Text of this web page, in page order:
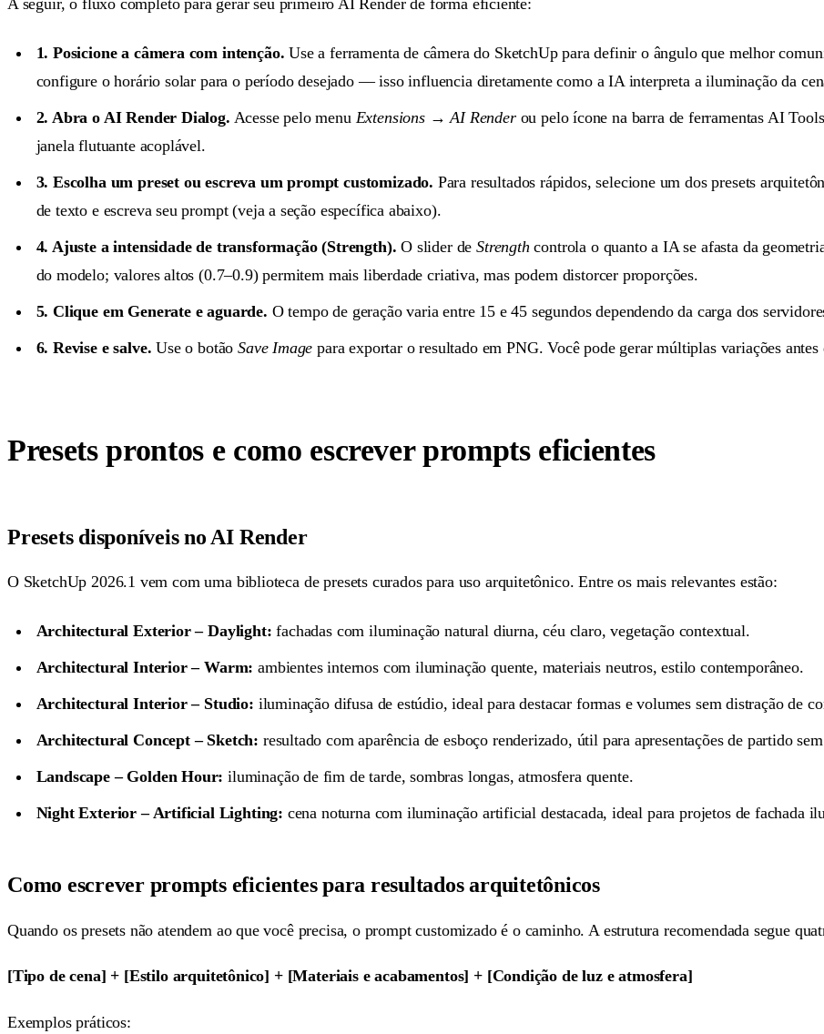
A seguir, o fluxo completo para gerar seu primeiro AI Render de forma eficiente:
1. Posicione a câmera com intenção. Use a ferramenta de câmera do SketchUp para definir o ângulo que melhor
configure o horário solar para o período desejado — isso influencia diretamente como a IA interpreta a iluminação da
2. Abra o AI Render Dialog. Acesse pelo menu Extensions → AI Renderou pelo ícone na barra de ferramentas AI
janela flutuante acoplável.
3. Escolha um preset ou escreva um prompt customizado. Para resultados rápidos, selecione um dos presets
de texto e escreva seu prompt (veja a seção específica abaixo).
4. Ajuste a intensidade de transformação (Strength). O slider deStrength controla o quanto a IA se afasta da
do modelo; valores altos (0.7–0.9) permitem mais liberdade criativa, mas podem distorcer proporções.
5. Clique em Generate e aguarde. O tempo de geração varia entre 15 e 45 segundos dependendo da carga dos
6. Revise e salve. Use o botãoSave Image para exportar o resultado em PNG. Você pode gerar múltiplas variações
Presets prontos e como escrever prompts eficientes
Presets disponíveis no AI Render
O SketchUp 2026.1 vem com uma biblioteca de presets curados para uso arquitetônico. Entre os mais relevantes estão:
Architectural Exterior – Daylight: fachadas com iluminação natural diurna, céu claro, vegetação contextual.
Architectural Interior – Warm: ambientes internos com iluminação quente, materiais neutros, estilo contemporâneo.
Architectural Interior – Studio: iluminação difusa de estúdio, ideal para destacar formas e volumes sem distração de
Architectural Concept – Sketch: resultado com aparência de esboço renderizado, útil para apresentações de partido
Landscape – Golden Hour: iluminação de fim de tarde, sombras longas, atmosfera quente.
Night Exterior – Artificial Lighting: cena noturna com iluminação artificial destacada, ideal para projetos de fachada
Como escrever prompts eficientes para resultados arquitetônicos
Quando os presets não atendem ao que você precisa, o prompt customizado é o caminho. A estrutura recomendada segue
[Tipo de cena] + [Estilo arquitetônico] + [Materiais e acabamentos] + [Condição de luz e atmosfera]
Exemplos práticos: